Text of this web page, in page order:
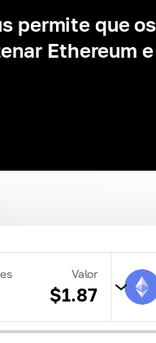
permite que os
Ethereum e
Valor
$1.87